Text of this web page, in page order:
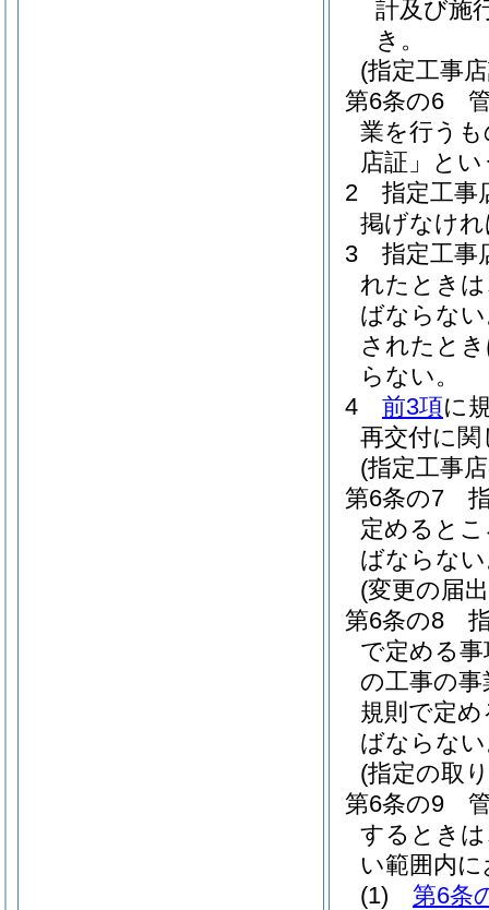
計及び施
き。
(指定工事
第6条の6
業を行う
店証」とい
2
指定工事
掲げなけ
3
指定工事
れたとき
ばならな
されたと
らない。
4
前3項に
再交付に
(指定工事
第6条の7
定めると
ばならな
(変更の届
第6条の8
で定める
の工事の
規則で定
ばならな
(指定の取
第6条の9
するとき
い範囲内
(1)
第6条